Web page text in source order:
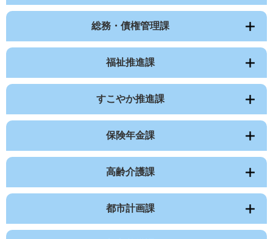
総務・債権管理課
福祉推進課
すこやか推進課
保険年金課
高齢介護課
都市計画課